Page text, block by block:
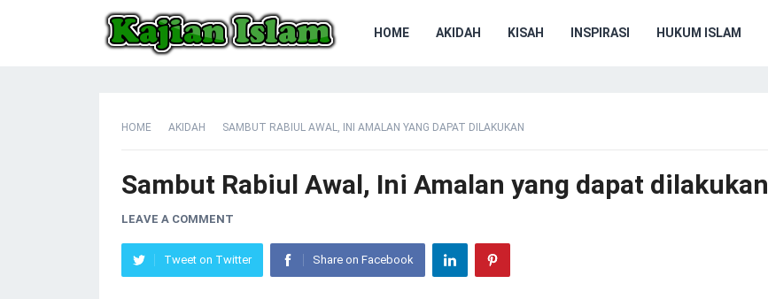
HOME AKIDAH KISAH INSPIRASI HUKUM ISLAM
HOME AKIDAH SAMBUT RABIUL AWAL, INI AMALAN YANG DAPAT DILAKUKAN
Sambut Rabiul Awal, Ini Amalan yang dapat dilakukan
LEAVE A COMMENT
Tweet on Twitter Share on Facebook